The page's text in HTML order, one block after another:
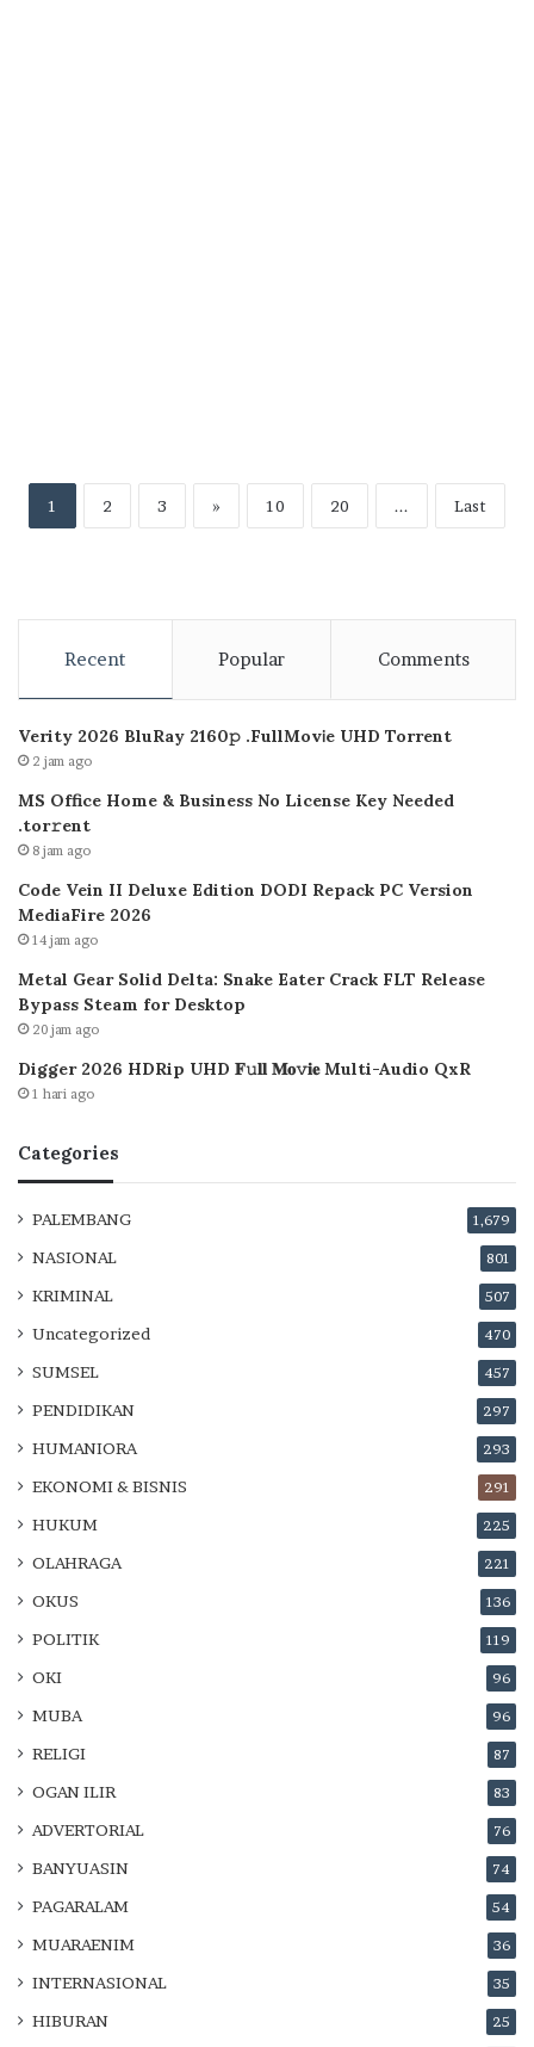
1 2 3 » 10 20 ... Last
Recent Popular Comments
Verity 2026 BluRay 2160𝚙 .FullMov𝗂e UHD Torrent
2 jam ago
MS Office Home & Business No License Key Needed
.tоr𝚛еnt
8 jam ago
Code Vein II Deluxe Edition DODI Repack PC Version
MediaFire 2026
14 jam ago
Metal Gear Solid Delta: Snake Eater Crack FLT Release
Bypass Steam for Desktop
20 jam ago
Digger 2026 HDRip UHD 𝐅𝚞𝐥𝐥 𝐌𝐨𝚟𝐢𝐞 Multi-Audio QxR
1 hari ago
Categories
PALEMBANG 1,679
NASIONAL 801
KRIMINAL 507
Uncategorized 470
SUMSEL 457
PENDIDIKAN 297
HUMANIORA 293
EKONOMI & BISNIS 291
HUKUM 225
OLAHRAGA 221
OKUS 136
POLITIK 119
OKI 96
MUBA 96
RELIGI 87
OGAN ILIR 83
ADVERTORIAL 76
BANYUASIN 74
PAGARALAM 54
MUARAENIM 36
INTERNASIONAL 35
HIBURAN 25